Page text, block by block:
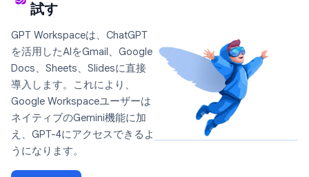
試す
GPT Workspaceは、ChatGPT
を活用したAIをGmail、Google
Docs、Sheets、Slidesに直接
導入します。これにより、
Google Workspaceユーザーは
ネイティブのGemini機能に加
え、GPT-4にアクセスできるよ
うになります。